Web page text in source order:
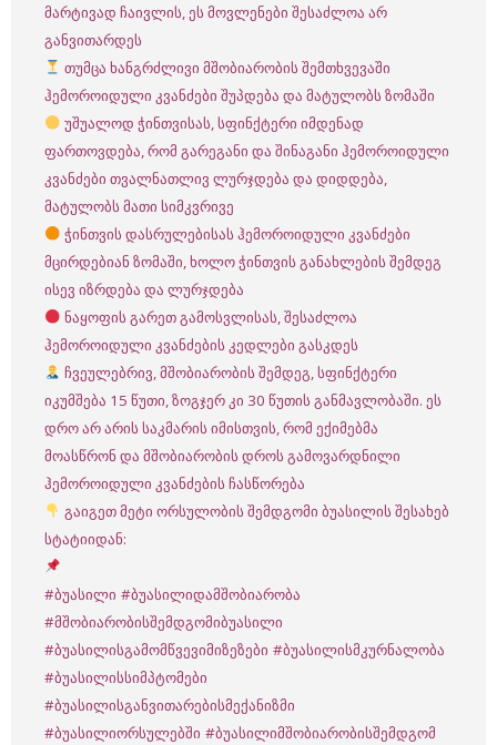
მარტივად ჩაივლის, ეს მოვლენები შესაძლოა არ
განვითარდეს
თუმცა ხანგრძლივი მშობიარობის შემთხვევაში
ჰემოროიდული კვანძები შუპდება და მატულობს ზომაში
უშუალოდ ჭინთვისას, სფინქტერი იმდენად
ფართოვდება, რომ გარეგანი და შინაგანი ჰემოროიდული
კვანძები თვალნათლივ ლურჯდება და დიდდება,
მატულობს მათი სიმკვრივე
ჭინთვის დასრულებისას ჰემოროიდული კვანძები
მცირდებიან ზომაში, ხოლო ჭინთვის განახლების შემდეგ
ისევ იზრდება და ლურჯდება
ნაყოფის გარეთ გამოსვლისას, შესაძლოა
ჰემოროიდული კვანძების კედლები გასკდეს
ჩვეულებრივ, მშობიარობის შემდეგ, სფინქტერი
იკუმშება 15 წუთი, ზოგჯერ კი 30 წუთის განმავლობაში. ეს
დრო არ არის საკმარის იმისთვის, რომ ექიმებმა
მოასწრონ და მშობიარობის დროს გამოვარდნილი
ჰემოროიდული კვანძების ჩასწორება
გაიგეთ მეტი ორსულობის შემდგომი ბუასილის შესახებ
სტატიიდან:
#ბუასილი #ბუასილიდამშობიარობა
#მშობიარობისშემდგომიბუასილი
#ბუასილისგამომწვევიმიზეზები #ბუასილისმკურნალობა
#ბუასილისსიმპტომები
#ბუასილისგანვითარებისმექანიზმი
#ბუასილიორსულებში #ბუასილიმშობიარობისშემდგომ